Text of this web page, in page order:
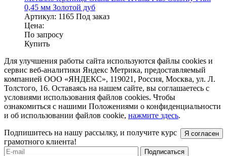
0,45 мм Золотой дуб
Артикул: 1165 Под заказ
Цена:
По запросу
Купить
Для улучшения работы сайта используются файлы cookies и
сервис веб-аналитики Яндекс Метрика, предоставляемый
компанией ООО «ЯНДЕКС», 119021, Россия, Москва, ул. Л.
Толстого, 16. Оставаясь на нашем сайте, вы соглашаетесь с
условиями использования файлов cookies. Чтобы
ознакомиться с нашими Положениями о конфиденциальности
и об использовании файлов cookie, нажмите здесь.
Я согласен
Подпишитесь на нашу рассылку, и получите курс
грамотного клиента!